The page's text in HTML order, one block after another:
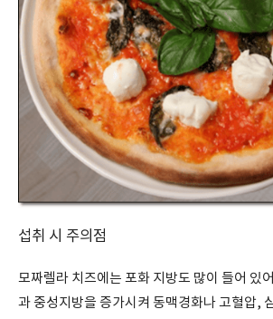
섭취 시 주의점
모짜렐라 치즈에는 포화 지방도 많이 들어 있
과 중성지방을 증가시켜 동맥경화나 고혈압,